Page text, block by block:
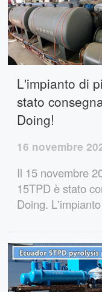
L'impianto di
stato
Doing!
16 novembre
Il 15 novembre
15TPD è stato
Doing.
risparmio
vantaggi agli